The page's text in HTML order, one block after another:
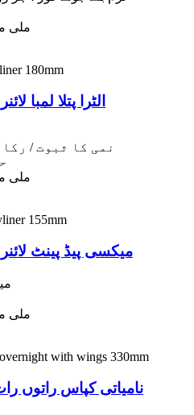
240 ملی میٹر
الٹرا پتلا لمبا لائنر 180 ملی میٹر۔
نمی کا ثبوت /
180 ملی میٹر
میکسی پیڈ پینٹ لائنر 155 ملی میٹر۔
155 ملی میٹر